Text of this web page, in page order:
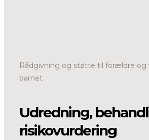
Rådgivning og støtte til forældre og
barnet
Udredning,
risikovurdering